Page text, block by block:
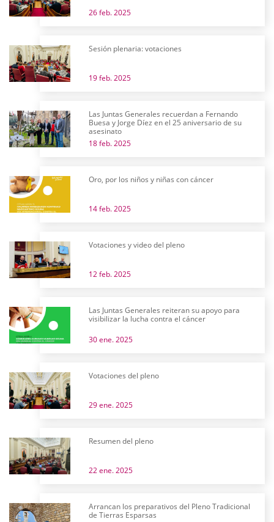
26 feb. 2025
Sesión plenaria: votaciones
19 feb. 2025
Las Juntas Generales recuerdan a Fernando
Buesa y Jorge Díez en el 25 aniversario de su
asesinato
18 feb. 2025
Oro, por los niños y niñas con cáncer
14 feb. 2025
Votaciones y video del pleno
12 feb. 2025
Las Juntas Generales reiteran su apoyo para
visibilizar la lucha contra el cáncer
30 ene. 2025
Votaciones del pleno
29 ene. 2025
Resumen del pleno
22 ene. 2025
Arrancan los preparativos del Pleno Tradicional
de Tierras Esparsas